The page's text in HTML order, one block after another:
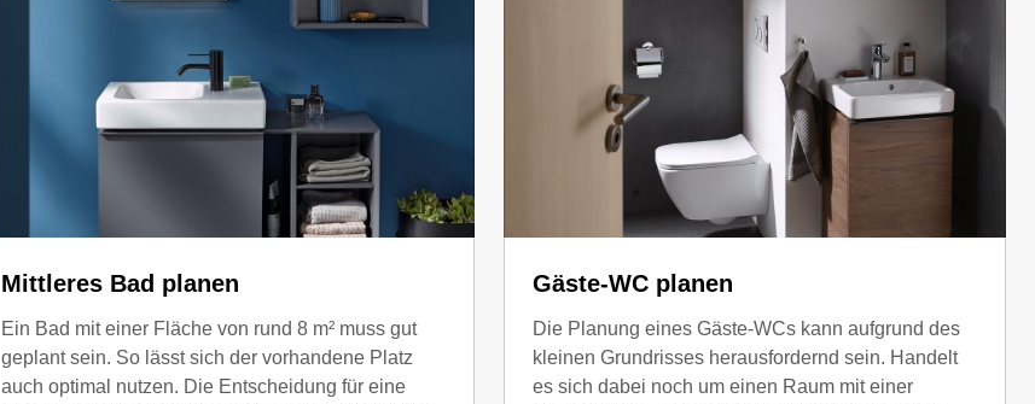
Mittleres Bad planen
Ein Bad mit einer Fläche von rund 8 m² muss gut
geplant sein. So lässt sich der vorhandene Platz
auch optimal nutzen. Die Entscheidung für eine
Gäste-WC planen
Die Planung eines Gäste-WCs kann aufgrund des
kleinen Grundrisses herausfordernd sein. Handelt
es sich dabei noch um einen Raum mit einer